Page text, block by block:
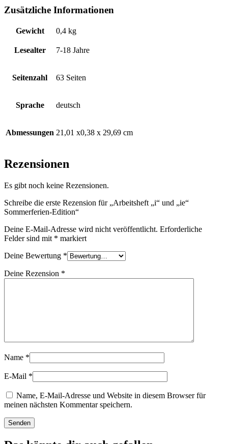
Zusätzliche Informationen
Gewicht 0,4 kg
Lesealter 7-18 Jahre
Seitenzahl 63 Seiten
Sprache deutsch
Abmessungen 21,01 x0,38 x 29,69 cm
Rezensionen
Es gibt noch keine Rezensionen.
Schreibe die erste Rezension für „Arbeitsheft „i“ und „ie“
Sommerferien-Edition“
Deine E-Mail-Adresse wird nicht veröffentlicht. Erforderliche
Felder sind mit * markiert
Deine Bewertung *
Deine Rezension *
Name *
E-Mail *
Name, E-Mail-Adresse und Website in diesem Browser für
meinen nächsten Kommentar speichern.